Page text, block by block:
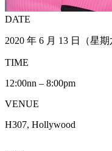
DATE
2020 年 6 月 13 日（星
TIME
12:00nn – 8:00pm
VENUE
H307, Hollywood